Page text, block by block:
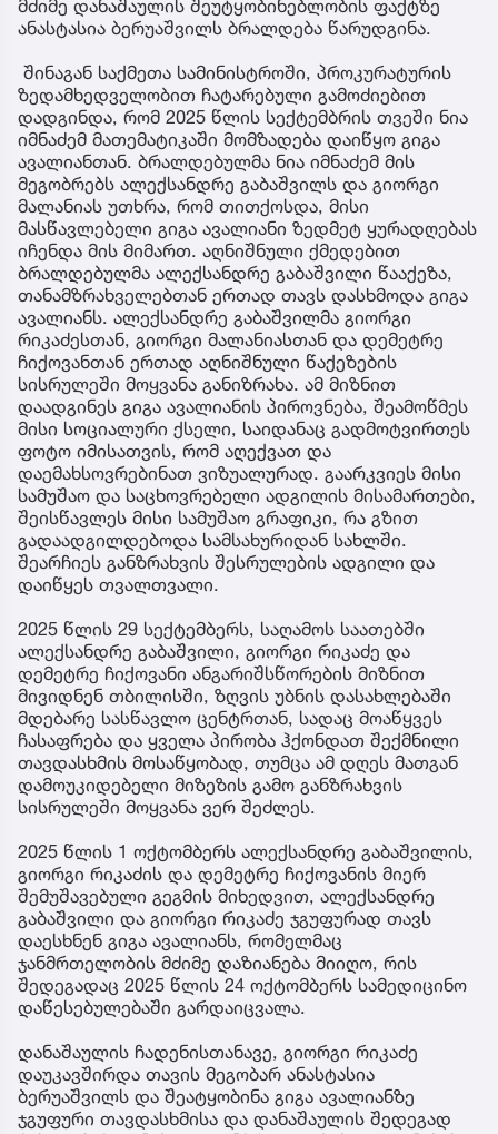
მძიმე დანაშაულის შეუტყობინებლობის ფაქტზე
ანასტასია ბერუაშვილს ბრალდება წარუდგინა.
შინაგან საქმეთა სამინისტროში, პროკურატურის
ზედამხედველობით ჩატარებული გამოძიებით
დადგინდა, რომ 2025 წლის სექტემბრის თვეში ნია
იმნაძემ მათემატიკაში მომზადება დაიწყო გიგა
ავალიანთან. ბრალდებულმა ნია იმნაძემ მის
მეგობრებს ალექსანდრე გაბაშვილს და გიორგი
მალანიას უთხრა, რომ თითქოსდა, მისი
მასწავლებელი გიგა ავალიანი ზედმეტ ყურადღებას
იჩენდა მის მიმართ. აღნიშნული ქმედებით
ბრალდებულმა ალექსანდრე გაბაშვილი წააქეზა,
თანამზრახველებთან ერთად თავს დასხმოდა გიგა
ავალიანს. ალექსანდრე გაბაშვილმა გიორგი
რიკაძესთან, გიორგი მალანიასთან და დემეტრე
ჩიქოვანთან ერთად აღნიშნული წაქეზების
სისრულეში მოყვანა განიზრახა. ამ მიზნით
დაადგინეს გიგა ავალიანის პიროვნება, შეამოწმეს
მისი სოციალური ქსელი, საიდანაც გადმოტვირთეს
ფოტო იმისათვის, რომ აღექვათ და
დაემახსოვრებინათ ვიზუალურად. გაარკვიეს მისი
სამუშაო და საცხოვრებელი ადგილის მისამართები,
შეისწავლეს მისი სამუშაო გრაფიკი, რა გზით
გადაადგილდებოდა სამსახურიდან სახლში.
შეარჩიეს განზრახვის შესრულების ადგილი და
დაიწყეს თვალთვალი.
2025 წლის 29 სექტემბერს, საღამოს საათებში
ალექსანდრე გაბაშვილი, გიორგი რიკაძე და
დემეტრე ჩიქოვანი ანგარიშსწორების მიზნით
მივიდნენ თბილისში, ზღვის უბნის დასახლებაში
მდებარე სასწავლო ცენტრთან, სადაც მოაწყვეს
ჩასაფრება და ყველა პირობა ჰქონდათ შექმნილი
თავდასხმის მოსაწყობად, თუმცა ამ დღეს მათგან
დამოუკიდებელი მიზეზის გამო განზრახვის
სისრულეში მოყვანა ვერ შეძლეს.
2025 წლის 1 ოქტომბერს ალექსანდრე გაბაშვილის,
გიორგი რიკაძის და დემეტრე ჩიქოვანის მიერ
შემუშავებული გეგმის მიხედვით, ალექსანდრე
გაბაშვილი და გიორგი რიკაძე ჯგუფურად თავს
დაესხნენ გიგა ავალიანს, რომელმაც
ჯანმრთელობის მძიმე დაზიანება მიიღო, რის
შედეგადაც 2025 წლის 24 ოქტომბერს სამედიცინო
დაწესებულებაში გარდაიცვალა.
დანაშაულის ჩადენისთანავე, გიორგი რიკაძე
დაუკავშირდა თავის მეგობარ ანასტასია
ბერუაშვილს და შეატყობინა გიგა ავალიანზე
ჯგუფური თავდასხმისა და დანაშაულის შედეგად